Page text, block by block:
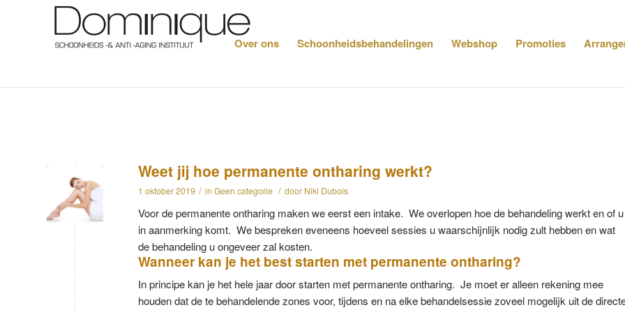
Over ons Schoonheidsbehandelingen Webshop Promoties
Weet jij hoe permanente ontharing werkt?
1 oktober 2019 / in Geen categorie / door Niki Dubois
Voor de permanente ontharing maken we eerst een intake. We overlopen hoe de behandeling werkt en of u
in aanmerking komt. We bespreken eveneens hoeveel sessies u waarschijnlijk nodig zult hebben en wat
de behandeling u ongeveer zal kosten.
Wanneer kan je het best starten met permanente ontharing?
In principe kan je het hele jaar door starten met permanente ontharing. Je moet er alleen rekening mee
houden dat de te behandelende zones voor, tijdens en na elke behandelsessie zoveel mogelijk uit de